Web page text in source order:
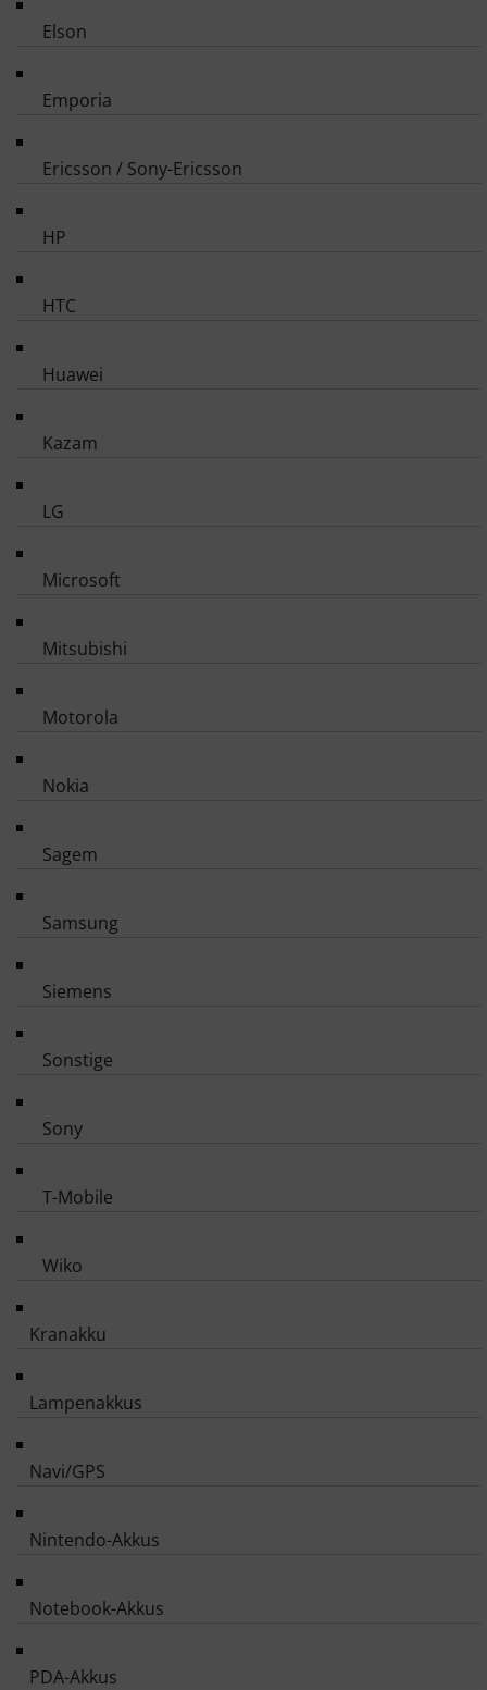
Elson
Emporia
Ericsson / Sony-Ericsson
HP
HTC
Huawei
Kazam
LG
Microsoft
Mitsubishi
Motorola
Nokia
Sagem
Samsung
Siemens
Sonstige
Sony
T-Mobile
Wiko
Kranakku
Lampenakkus
Navi/GPS
Nintendo-Akkus
Notebook-Akkus
PDA-Akkus